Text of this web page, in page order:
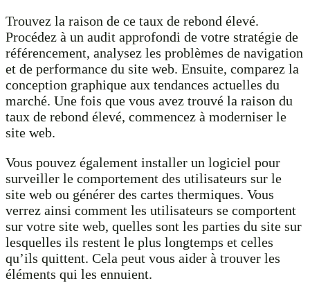
Trouvez la raison de ce taux de rebond élevé.
Procédez à un audit approfondi de votre stratégie de
référencement, analysez les problèmes de navigation
et de performance du site web. Ensuite, comparez la
conception graphique aux tendances actuelles du
marché. Une fois que vous avez trouvé la raison du
taux de rebond élevé, commencez à moderniser le
site web.
Vous pouvez également installer un logiciel pour
surveiller le comportement des utilisateurs sur le
site web ou générer des cartes thermiques. Vous
verrez ainsi comment les utilisateurs se comportent
sur votre site web, quelles sont les parties du site sur
lesquelles ils restent le plus longtemps et celles
qu’ils quittent. Cela peut vous aider à trouver les
éléments qui les ennuient.